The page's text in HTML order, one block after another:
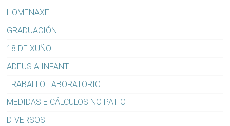
HOMENAXE
GRADUACIÓN
18 DE XUÑO
ADEUS A INFANTIL
TRABALLO LABORATORIO
MEDIDAS E CÁLCULOS NO PATIO
DIVERSOS